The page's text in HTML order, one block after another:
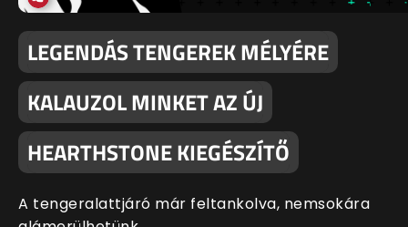
LEGENDÁS TENGEREK MÉLYÉRE
KALAUZOL MINKET AZ ÚJ
HEARTHSTONE KIEGÉSZÍTŐ
A tengeralattjáró már feltankolva, nemsokára